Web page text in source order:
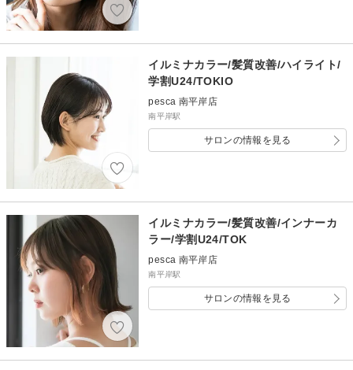
イルミナカラー/髪質改善/ハイライト/
学割U24/TOKIO
pesca 南平岸店
南平岸駅
サロンの情報を見る
イルミナカラー/髪質改善/インナーカ
ラー/学割U24/TOK
pesca 南平岸店
南平岸駅
サロンの情報を見る